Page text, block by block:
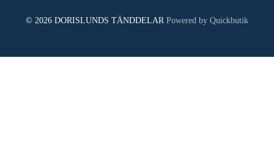
© 2026 DORISLUNDS TÄNDDELAR Powered by Quickbutik